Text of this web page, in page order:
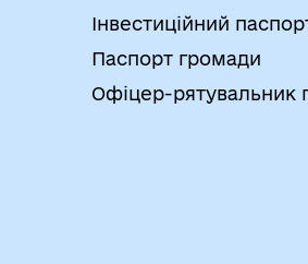
Інвестиційний
Паспорт громади
Офіцер-рятувальник